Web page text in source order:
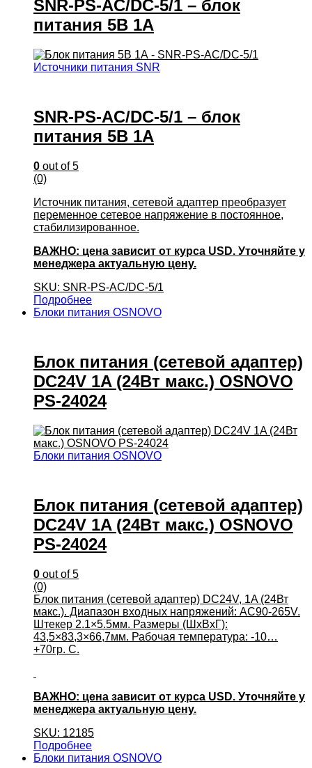
SNR-PS-AC/DC-5/1 – блок
питания 5В 1А
Источники питания SNR
SNR-PS-AC/DC-5/1 – блок
питания 5В 1А
0 out of 5
(0)
Источник питания, сетевой адаптер преобразует
переменное сетевое напряжение в постоянное,
стабилизированное.
ВАЖНО: цена зависит от курса USD. Уточняйте у
менеджера актуальную цену.
SKU: SNR-PS-AC/DC-5/1
Подробнее
Блоки питания OSNOVO
Блок питания (сетевой адаптер)
DC24V 1A (24Вт макс.) OSNOVO
PS-24024
Блоки питания OSNOVO
Блок питания (сетевой адаптер)
DC24V 1A (24Вт макс.) OSNOVO
PS-24024
0 out of 5
(0)
Блок питания (сетевой адаптер) DC24V, 1A (24Вт
макс.). Диапазон входных напряжений: AC90-265V.
Штекер 2.1×5.5мм. Размеры (ШхВхГ):
43,5×83,3×66,7мм. Рабочая температура: -10…
+70гр. С.
ВАЖНО: цена зависит от курса USD. Уточняйте у
менеджера актуальную цену.
SKU: 12185
Подробнее
Блоки питания OSNOVO